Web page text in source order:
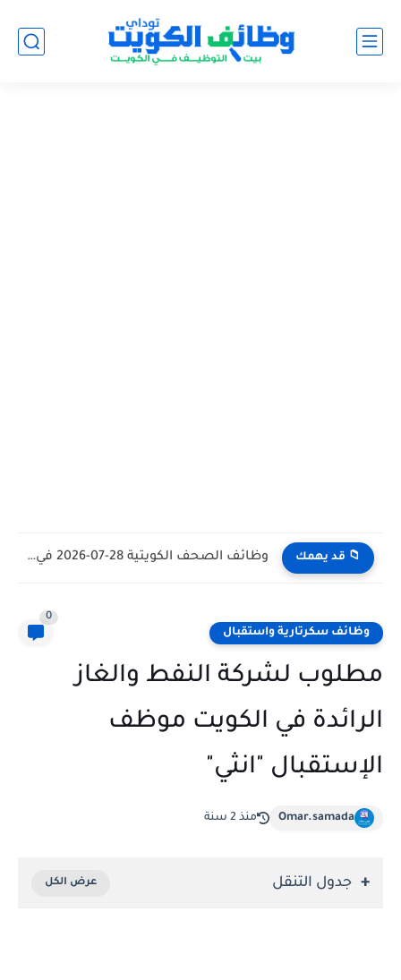
📁 قد يهمك وظائف الكويت اليوم بتاريخ 28-07-2026 للأجانب والمواطنين في مختلف التخصصات
وظائف سكرتارية واستقبال
0
مطلوب لشركة النفط والغاز
الرائدة في الكويت موظف
الإستقبال "انثي"
Omar.samada منذ 2 سنة
جدول التنقل